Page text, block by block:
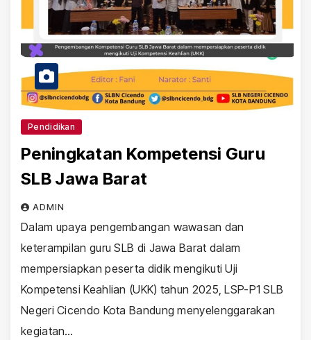
Pendidikan
Peningkatan Kompetensi Guru
SLB Jawa Barat
ADMIN
Dalam upaya pengembangan wawasan dan
keterampilan guru SLB di Jawa Barat dalam
mempersiapkan peserta didik mengikuti Uji
Kompetensi Keahlian (UKK) tahun 2025, LSP-P1 SLB
Negeri Cicendo Kota Bandung menyelenggarakan
kegiatan…